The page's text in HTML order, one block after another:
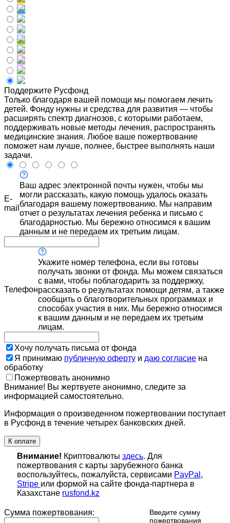
Поддержите Русфонд
Только благодаря вашей помощи мы помогаем лечить
детей. Фонду нужны и средства для развития — чтобы
расширять спектр диагнозов, с которыми работаем,
поддерживать новые методы лечения, распространять
медицинские знания. Любое ваше пожертвование
поможет нам лучше, полнее, быстрее выполнять наши
задачи.
E-
mail
Ваш адрес электронной почты нужен, чтобы мы
могли рассказать, какую помощь удалось оказать
благодаря вашему пожертвованию. Мы направим
отчет о результатах лечения ребенка и письмо с
благодарностью. Мы бережно относимся к вашим
данным и не передаем их третьим лицам.
Телефон
Укажите номер телефона, если вы готовы
получать звонки от фонда. Мы можем связаться
с вами, чтобы поблагодарить за поддержку,
рассказать о результатах помощи детям, а также
сообщить о благотворительных программах и
способах участия в них. Мы бережно относимся
к вашим данным и не передаем их третьим
лицам.
Хочу получать письма от фонда
Я принимаю публичную оферту и даю согласие на
обработку
Пожертвовать анонимно
Внимание! Вы жертвуете анонимно, следите за
информацией самостоятельно.
Информация о произведенном пожертвовании поступает
в Русфонд в течение четырех банковских дней.
К оплате
Внимание! Криптовалюты здесь. Для
пожертвования с карты зарубежного банка
воспользуйтесь, пожалуйста, сервисами PayPal ,
Stripe или формой на сайте фонда-партнера в
Казахстане rusfond.kz
Сумма пожертвования:
Введите сумму
пожертвования